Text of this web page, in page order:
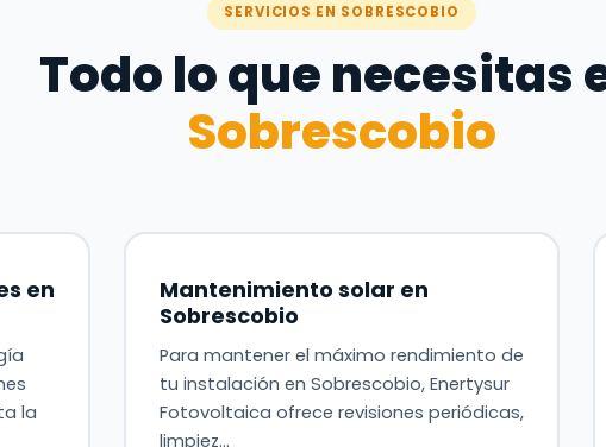
SERVICIOS EN SOBRESCOBIO
Todo lo que necesitas
Sobrescobio
en
la
Mantenimiento solar en
Sobrescobio
Para mantener el máximo rendimiento de
tu instalación en Sobrescobio, Enertysur
Fotovoltaica ofrece revisiones periódicas,
limpiez…